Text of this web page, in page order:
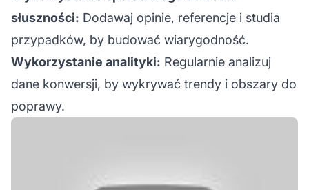
słuszności: Dodawaj opinie, referencje i studia
przypadków, by budować wiarygodność.
Wykorzystanie analityki: Regularnie analizuj
dane konwersji, by wykrywać trendy i obszary do
poprawy.